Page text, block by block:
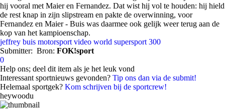
hij vooral met Maier en Fernandez. Dat wist hij vol te houden: hij hield
de rest knap in zijn slipstream en pakte de overwinning, voor
Fernandez en Maier - Buis was daarmee ook gelijk weer terug aan de
kop van het kampioenschap.
jeffrey buis motorsport video world supersport 300
Submitter: Bron: FOK!sport
0
Help ons; deel dit item als je het leuk vond
Interessant sportnieuws gevonden? Tip ons dan via de submit!
Helemaal sportgek? Kom schrijven bij de sportcrew!
heywoodu